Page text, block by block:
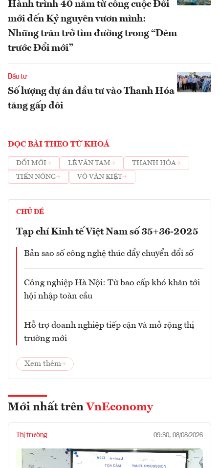
Hành trình 40 năm từ công cuộc Đổi
mới đến Kỷ nguyên vươn mình:
Những trăn trở tìm đường trong “Đêm
trước Đổi mới”
Đầu tư
Số lượng dự án đầu tư vào Thanh Hóa
tăng gấp đôi
ĐỌC BÀI THEO TỪ KHOÁ
ĐỔI MỚI LÊ VĂN TAM
THANH HÓA
TIẾN NÔNG
VÕ VĂN KIỆT
CHỦ ĐỀ
Tạp chí Kinh tế Việt Nam số 35+36-2025
Bản sao số công nghệ thúc đẩy chuyển đổi số
Công nghiệp Hà Nội: Từ bao cấp khó khăn tới
hội nhập toàn cầu
Hỗ trợ doanh nghiệp tiếp cận và mở rộng thị
trường mới
Xem thêm
Mới nhất trên VnEconomy
Thị trường 09:30, 08/08/2026